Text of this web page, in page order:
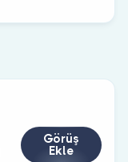
Görüş
Ekle